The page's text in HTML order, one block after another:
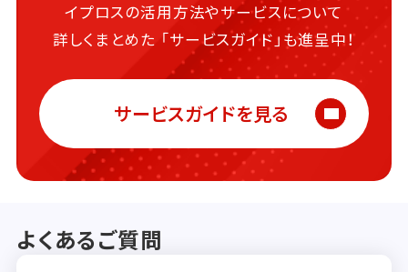
イプロスの活用方法やサービスについて
詳しくまとめた 「サービスガイド」も進呈中！
サービスガイドを見る
よくあるご質問